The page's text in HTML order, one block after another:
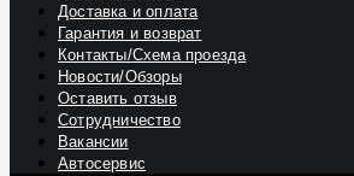
Доставка и оплата
Гарантия и возврат
Контакты/Схема проезда
Новости/Обзоры
Оставить отзыв
Сотрудничество
Вакансии
Автосервис